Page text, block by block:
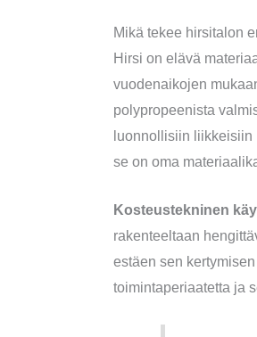
Mikä tekee hirsitalon
Hirsi on elävä
vuodenaikojen
polypropeenista
luonnollisiin
se on oma
Kosteustekninen
rakenteeltaan
estäen sen
toimintaperiaatetta ja